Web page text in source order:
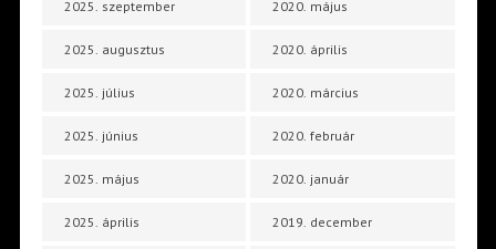
2025. szeptember
2025. augusztus
2025. július
2025. június
2025. május
2025. április
2020. május
2020. április
2020. március
2020. február
2020. január
2019. december